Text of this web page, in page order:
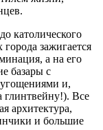
католического
зажигается
а на его
базары с
и,
глинтвейну!). Все
архитектура,
и большие